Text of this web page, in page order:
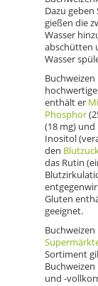
Dazu geben
gießen die
Wasser
abschütten
Wasser
enthält er
Phosphor
(18 mg) und
Inositol
den
das Rutin
Gluten
geeignet.
Sortiment
Buchweizen
und -